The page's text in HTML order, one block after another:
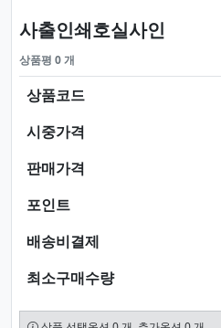
사출인쇄호실사인
상품평 0 개
상품코드
시중가격
판매가격
포인트
배송비결제
최소구매수량